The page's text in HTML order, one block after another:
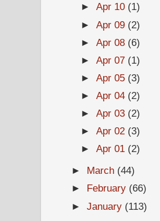
►Apr 10 (1)
►Apr 09 (2)
►Apr 08 (6)
►Apr 07 (1)
►Apr 05 (3)
►Apr 04 (2)
►Apr 03 (2)
►Apr 02 (3)
►Apr 01 (2)
► March (44)
► February (66)
►January (113)